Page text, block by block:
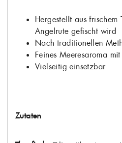
Hergestellt aus
Angelrute gefischt wird
Nach traditionellen
Feines Meeresaroma
Vielseitig einsetzbar
Zutaten